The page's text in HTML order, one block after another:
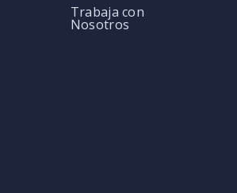
Trabaja con
Nosotros